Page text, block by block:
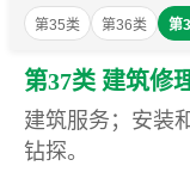
第35类 第36类 第
第37类 建筑修
建筑服务；安装
钻探。